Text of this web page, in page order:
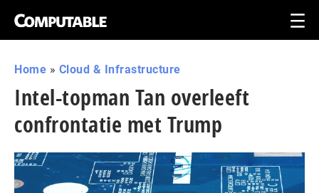
Home » Cloud & Infrastructure
Intel-topman Tan overleeft
confrontatie met Trump